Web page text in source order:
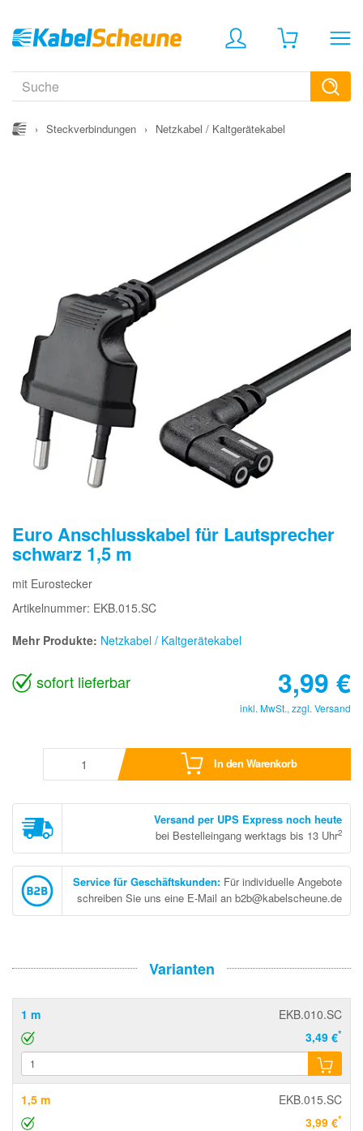
› Steckverbindungen › Netzkabel / Kaltgerätekabel
Euro Anschlusskabel für Lautsprecher
schwarz 1,5 m
mit Eurostecker
Artikelnummer: EKB.015.SC
Mehr Produkte: Netzkabel / Kaltgerätekabel
sofort lieferbar 3,99 €
inkl. MwSt., zzgl. Versand
In den Warenkorb
Versand per UPS Express noch heute
bei Bestelleingang werktags bis 13 Uhr2
Service für Geschäftskunden: Für individuelle Angebote
schreiben Sie uns eine E-Mail an b2b@kabelscheune.de
Varianten
1 m
EKB.010.SC
3,49 €*
1,5 m
EKB.015.SC
3,99 €*